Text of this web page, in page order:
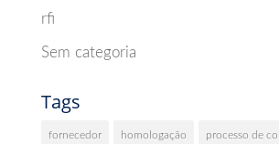
rfi
Sem categoria
Tags
fornecedor homologação processo de